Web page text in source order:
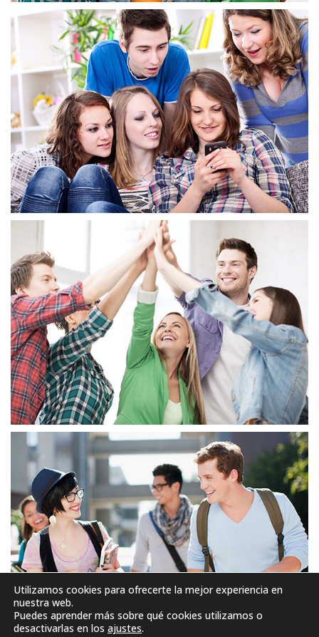
Utilizamos cookies para ofrecerte la mejor experiencia en
nuestra web.
Puedes aprender más sobre qué cookies utilizamos o
desactivarlas en los ajustes.